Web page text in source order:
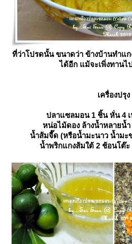
ที่ว่าโปรดนั้น ขนาดว่า ข้างบ้านทำแ
ได้อีก แม้จะเพิ่งทานไ
เครื่องปรุง
ปลาแซลมอน 1 ชิ้น หั่น 4
หน่อไม้ดอง ล้างน้ำหลายน้ำ
น้ำส้มจี๊ด (หรือน้ำมะนาว น้ำมะ
น้ำพริกแกงส้มใต้ 2 ช้อนโต๊